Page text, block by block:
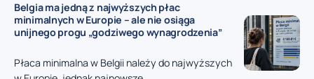
Belgia ma jedną z najwyższych płac
minimalnych w Europie – ale nie osiąga
unijnego progu „godziwego wynagrodzenia”
Płaca minimalna w Belgii należy do najwyższych